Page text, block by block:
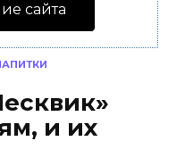
сайта
и их